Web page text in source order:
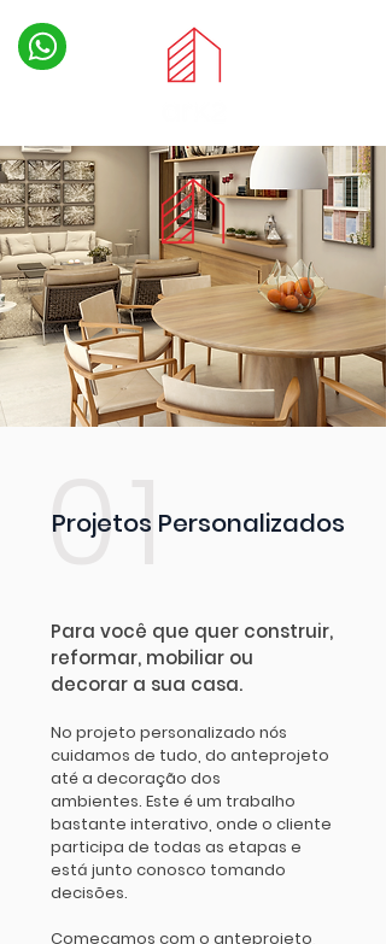
01
Projetos Personalizados
Para você que quer construir,
reformar, mobiliar ou
decorar a sua casa.
No projeto personalizado nós
cuidamos de tudo, do anteprojeto
até a decoração dos
ambientes. Este é um trabalho
bastante interativo, onde o cliente
participa de todas as etapas e
está junto conosco tomando
decisões.
Começamos com o anteprojeto,